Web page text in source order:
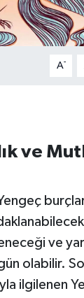
A-
ve
ve
olabilir.
ilgilenen